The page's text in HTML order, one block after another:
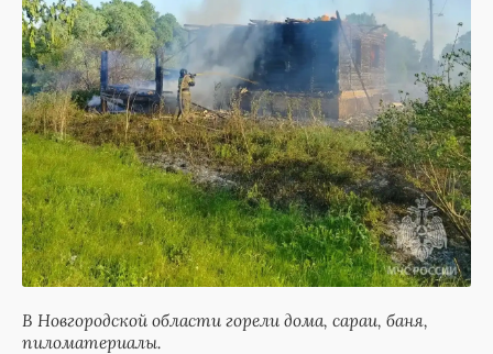
В Новгородской области горели дома, сараи, баня,
пиломатериалы.